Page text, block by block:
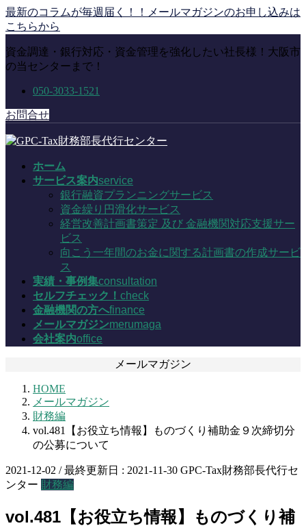
コ
ン
ン
ツ
動
ナ
ビ
ー
シ
に
移
動
最新のコラムが毎週届く！！メールマガジンのお申し込みは
こちらから
資金調達・銀行対応・資金管理を強化したい社長様！大阪市
の当センターまで！
050-3033-1521
お問合せ
ホーム
サービス案内service
銀行融資プランニングサービス
資金繰り円滑化サービス
経営改善計画書策定 及び 金融機関対応支援サー
ビス
向こう一年間のお金に関する計画書の作成サービ
ス
実績・事例集consultation
セルフチェック！ check
金融機関の方へfinance
メールマガジンmerumaga
会社案内office
メールマガジン
HOME
メールマガジン
財務編
vol.481【お役立ち情報】ものづくり補助金９次締切分
の公募について
2021-12-02 / 最終更新日 : 2021-11-30 GPC-Tax財務部長代行セ
ンター 財務編
vol.481【お役立ち情報】ものづくり補